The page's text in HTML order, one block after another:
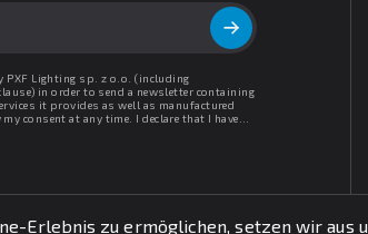
Erlebnis zu ermöglichen, setzen wir
PXF Lighting sp. z o.o. (including
in order to send a newsletter containing
it provides as well as manufactured
consent at any time. I declare that I have
data protection".